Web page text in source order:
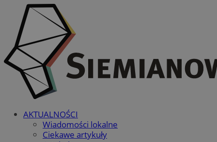
AKTUALNOŚCI
Wiadomości lokalne
Ciekawe artykuły